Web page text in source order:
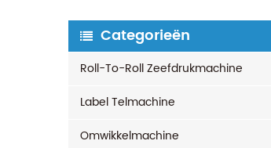
Categorieën
Roll-To-Roll Zeefdrukmachine
Label Telmachine
Omwikkelmachine